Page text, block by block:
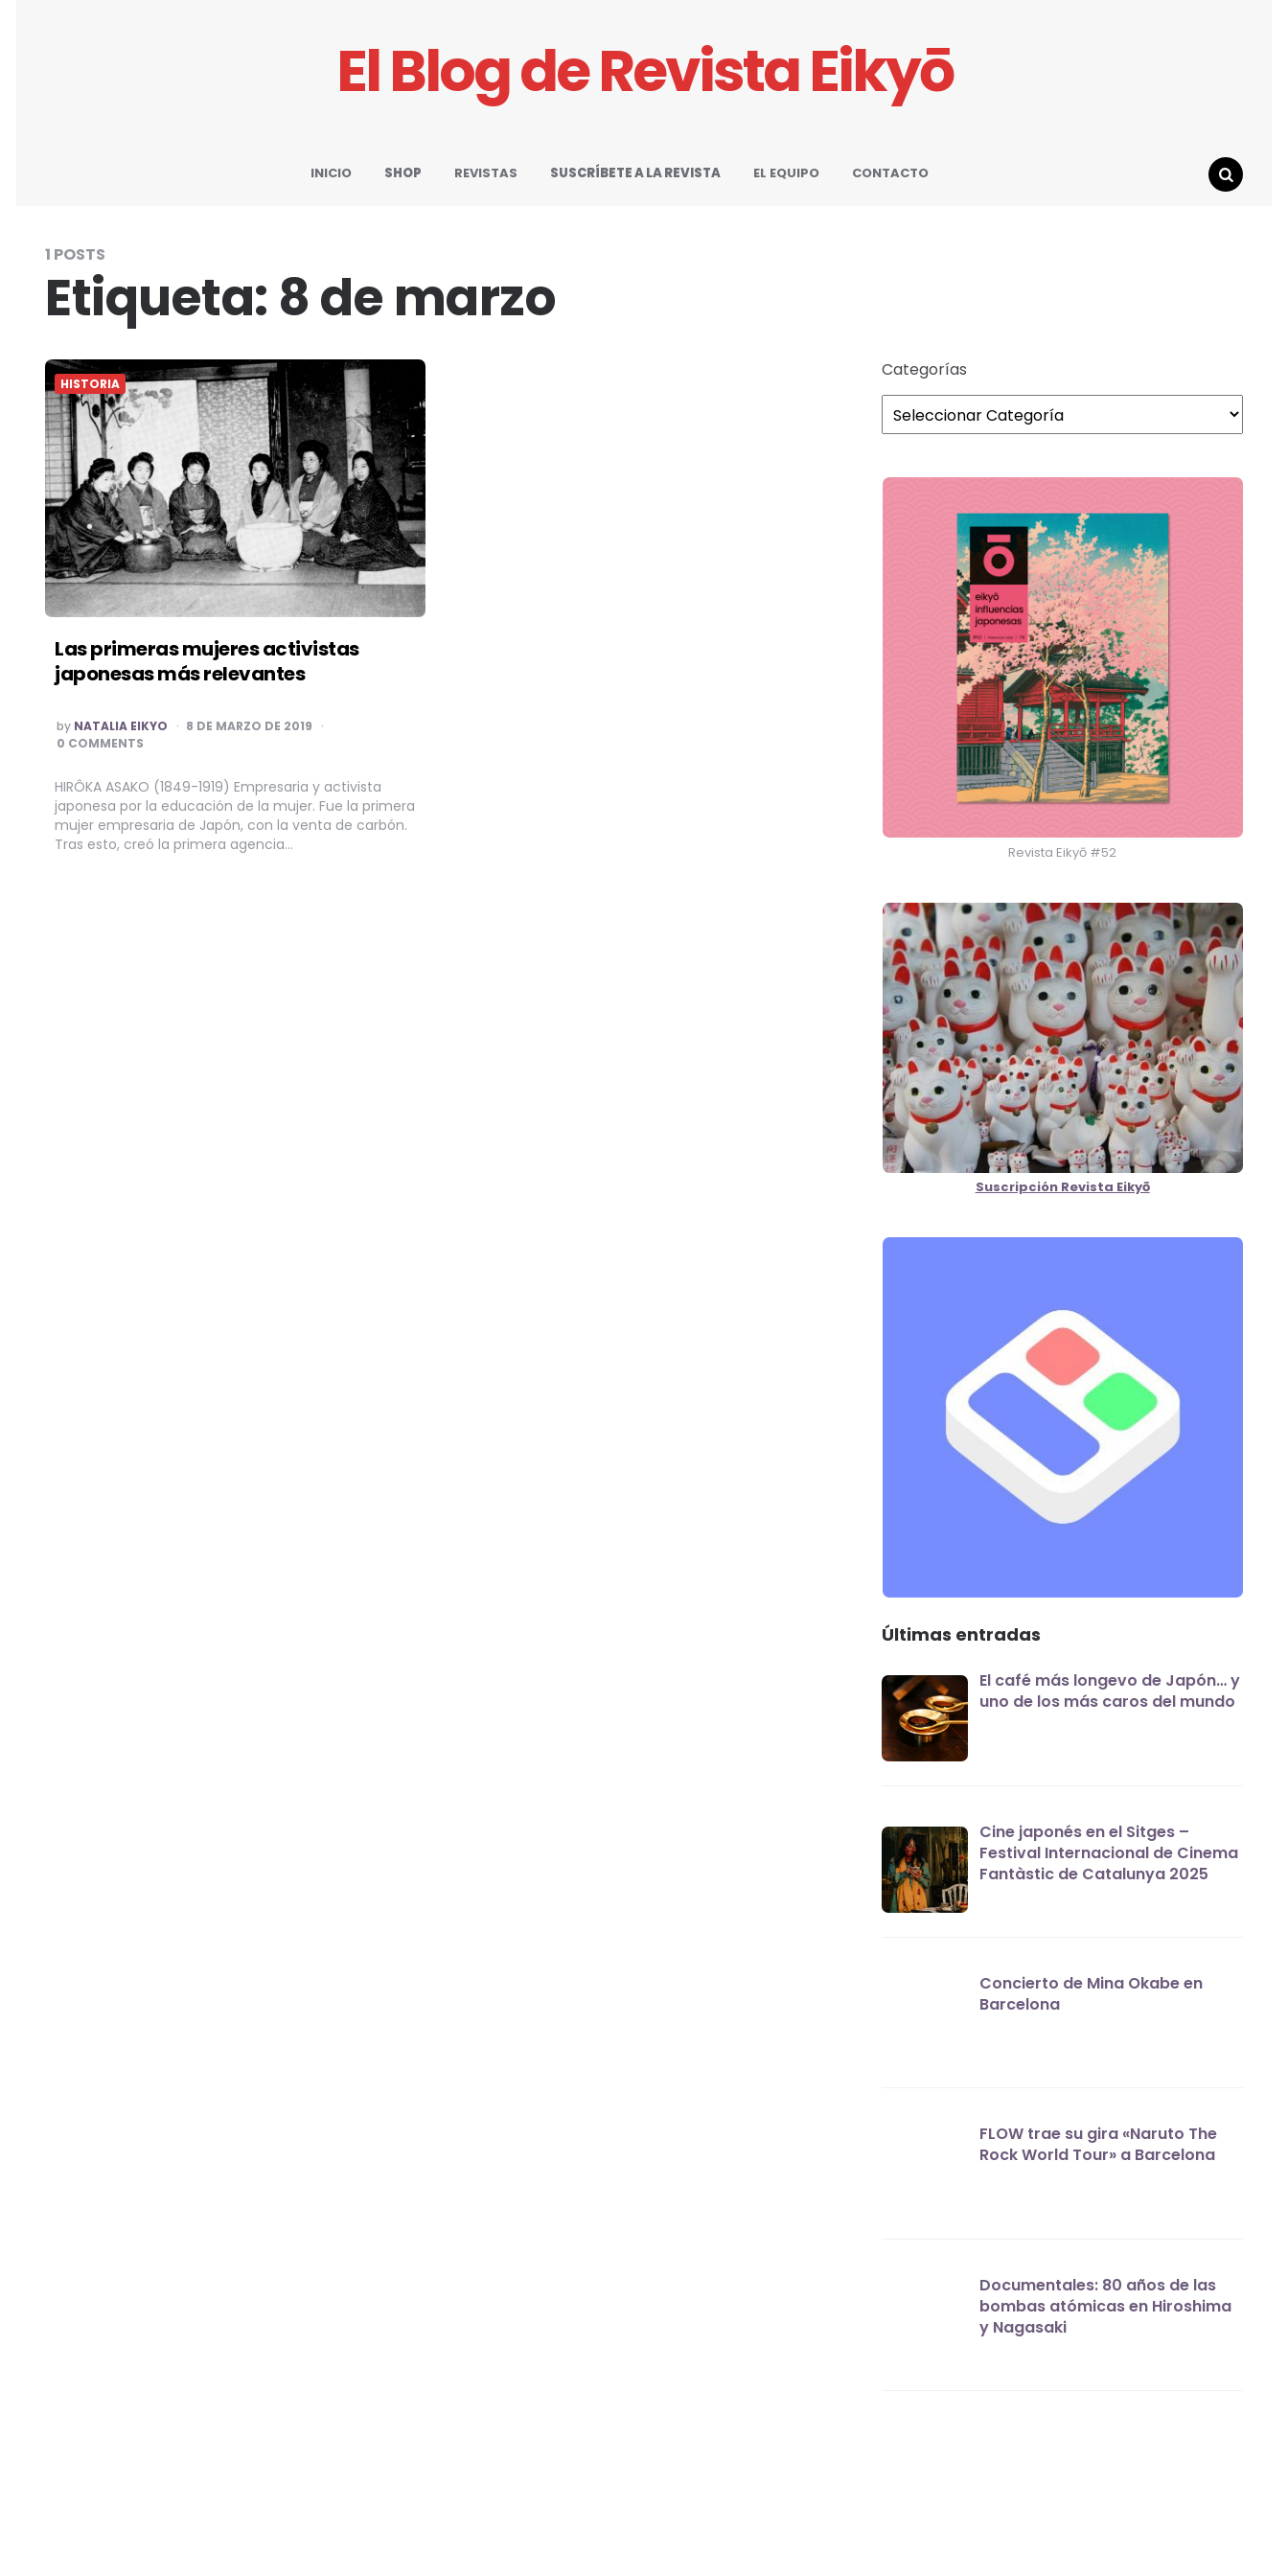
El Blog de Revista Eikyō
INICIO SHOP REVISTAS SUSCRÍBETE A LA REVISTA EL EQUIPO
CONTACTO
1 POSTS
Etiqueta: 8 de marzo
HISTORIA
Las primeras mujeres activistas
japonesas más relevantes
POSTED
BY
by NATALIA EIKYO
8 DE MARZO DE 2019
0 COMMENTS
HIRÔKA ASAKO (1849-1919) Empresaria y activista
japonesa por la educación de la mujer. Fue la primera
mujer empresaria de Japón, con la venta de carbón.
Tras esto, creó la primera agencia…
Categorías
Revista Eikyō #52
Suscripción Revista Eikyō
Últimas entradas
El café más longevo de Japón… y
uno de los más caros del mundo
Cine japonés en el Sitges –
Festival Internacional de Cinema
Fantàstic de Catalunya 2025
Concierto de Mina Okabe en
Barcelona
FLOW trae su gira «Naruto The
Rock World Tour» a Barcelona
Documentales: 80 años de las
bombas atómicas en Hiroshima
y Nagasaki